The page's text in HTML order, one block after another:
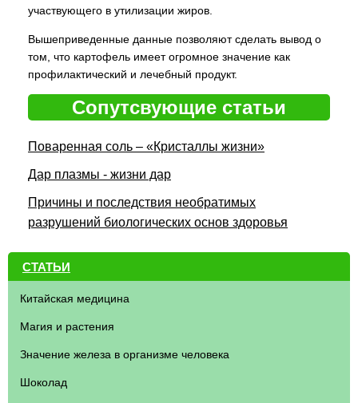
СТАТЬИ
Китайская медицина
Магия и растения
Значение железа в организме человека
Шоколад
участвующего в утилизации жиров.
Вышеприведенные данные позволяют сделать вывод о
том, что картофель имеет огромное значение как
профилактический и лечебный продукт.
Сопутсвующие статьи
Поваренная соль – «Кристаллы жизни»
Дар плазмы - жизни дар
Причины и последствия необратимых
разрушений биологических основ здоровья